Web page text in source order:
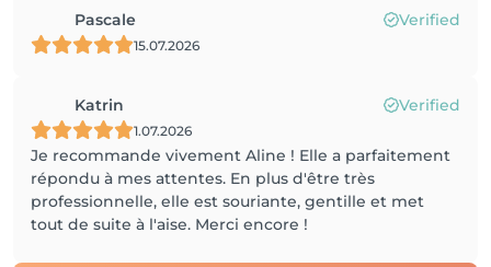
Pascale Verified
15.07.2026
Katrin Verified
1.07.2026
Je recommande vivement Aline ! Elle a parfaitement
répondu à mes attentes. En plus d'être très
professionnelle, elle est souriante, gentille et met
tout de suite à l'aise. Merci encore !